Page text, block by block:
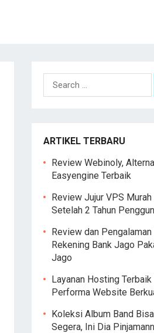
Search
for:
ARTIKEL TERBARU
Review Webinoly,
Easyengine Terbaik
Review Jujur VPS Murah
Setelah 2 Tahun
Review dan Pengalaman
Rekening Bank Jago
Jago
Layanan Hosting Terbaik
Performa Website
Koleksi Album Band
Segera, Ini Dia